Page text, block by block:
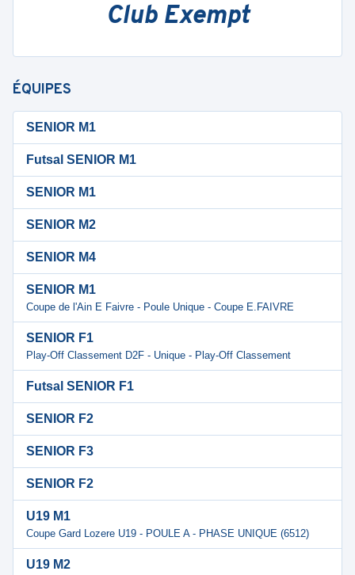
Club Exempt
ÉQUIPES
SENIOR M1
Futsal SENIOR M1
SENIOR M1
SENIOR M2
SENIOR M4
SENIOR M1
Coupe de l'Ain E Faivre - Poule Unique - Coupe E.FAIVRE
SENIOR F1
Play-Off Classement D2F - Unique - Play-Off Classement
Futsal SENIOR F1
SENIOR F2
SENIOR F3
SENIOR F2
U19 M1
Coupe Gard Lozere U19 - POULE A - PHASE UNIQUE (6512)
U19 M2